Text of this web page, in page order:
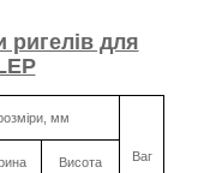
ригелів для
мм
Ваг
Висота